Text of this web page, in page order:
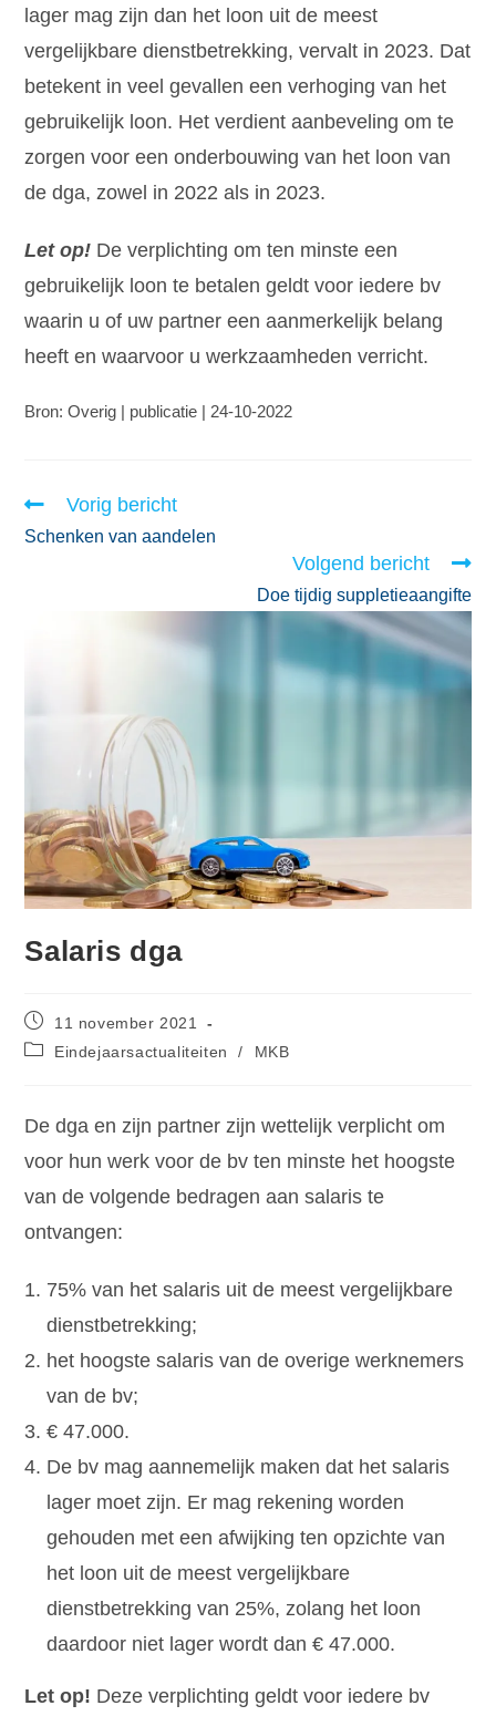
lager mag zijn dan het loon uit de meest
vergelijkbare dienstbetrekking, vervalt in 2023. Dat
betekent in veel gevallen een verhoging van het
gebruikelijk loon. Het verdient aanbeveling om te
zorgen voor een onderbouwing van het loon van
de dga, zowel in 2022 als in 2023.
Let op! De verplichting om ten minste een
gebruikelijk loon te betalen geldt voor iedere bv
waarin u of uw partner een aanmerkelijk belang
heeft en waarvoor u werkzaamheden verricht.
Bron: Overig | publicatie | 24-10-2022
Vorig bericht
Schenken van aandelen
Volgend bericht
Doe tijdig suppletieaangifte
Salaris dga
11 november 2021
Eindejaarsactualiteiten
/ MKB
De dga en zijn partner zijn wettelijk verplicht om
voor hun werk voor de bv ten minste het hoogste
van de volgende bedragen aan salaris te
ontvangen:
75% van het salaris uit de meest vergelijkbare
dienstbetrekking;
het hoogste salaris van de overige werknemers
van de bv;
€ 47.000.
De bv mag aannemelijk maken dat het salaris
lager moet zijn. Er mag rekening worden
gehouden met een afwijking ten opzichte van
het loon uit de meest vergelijkbare
dienstbetrekking van 25%, zolang het loon
daardoor niet lager wordt dan € 47.000.
Let op! Deze verplichting geldt voor iedere bv